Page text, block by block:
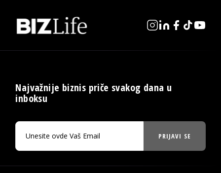
Najvažnije biznis priče svakog dana u
inboksu
PRIJAVI SE